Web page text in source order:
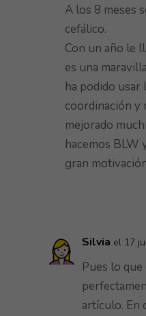
A los 8 meses
cefálico.
Con un año le
es una
ha podido usar
coordinación y
mejorado
hacemos BLW
gran
Silvia el 17
Pues lo
artículo. En